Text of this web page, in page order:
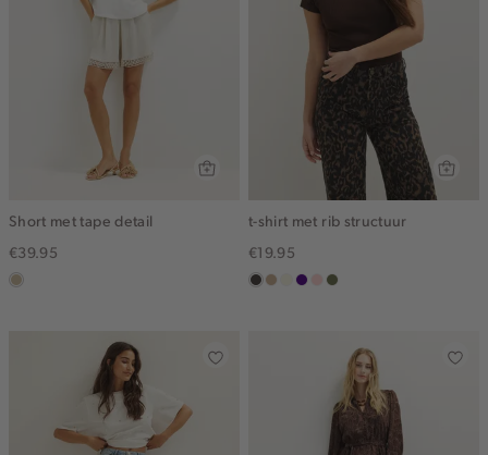
Short met tape detail
€39.95
lichtzand
t-shirt met rib structuur
€19.95
chocozandwit,indigo
pinkgroen,